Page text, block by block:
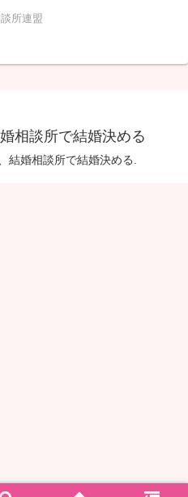
所連盟
相談所で結婚決める
結婚相談所で結婚決める.